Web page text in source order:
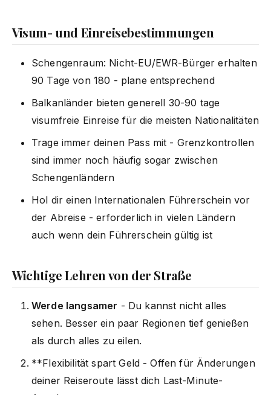
Visum- und Einreisebestimmungen
Schengenraum: Nicht-EU/EWR-Bürger erhalten
90 Tage von 180 - plane entsprechend
Balkanländer bieten generell 30-90 tage
visumfreie Einreise für die meisten Nationalitäten
Trage immer deinen Pass mit - Grenzkontrollen
sind immer noch häufig sogar zwischen
Schengenländern
Hol dir einen Internationalen Führerschein vor
der Abreise - erforderlich in vielen Ländern
auch wenn dein Führerschein gültig ist
Wichtige Lehren von der Straße
Werde langsamer - Du kannst nicht alles
sehen. Besser ein paar Regionen tief genießen
als durch alles zu eilen.
**Flexibilität spart Geld - Offen für Änderungen
deiner Reiseroute lässt dich Last-Minute-